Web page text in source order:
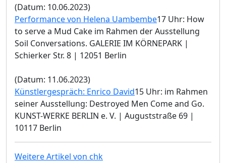
(Datum: 10.06.2023)
Performance von Helena Uambembe17 Uhr: How
to serve a Mud Cake im Rahmen der Ausstellung
Soil Conversations. GALERIE IM KÖRNEPARK |
Schierker Str. 8 | 12051 Berlin
(Datum: 11.06.2023)
Künstlergespräch: Enrico David15 Uhr: im Rahmen
seiner Ausstellung: Destroyed Men Come and Go.
KUNST-WERKE BERLIN e. V. | Auguststraße 69 |
10117 Berlin
Weitere Artikel von chk